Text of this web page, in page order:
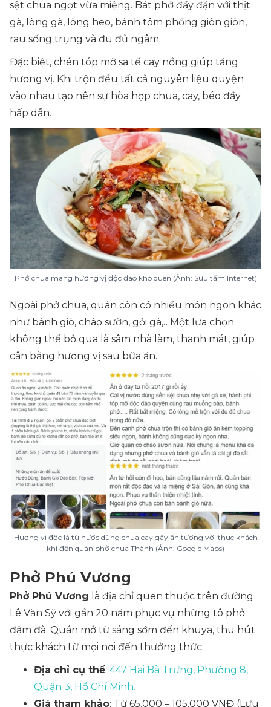
sệt chua ngọt vừa miệng. Bát phở đầy đặn với thịt
gà, lòng gà, lòng heo, bánh tôm phồng giòn giòn,
rau sống trụng và đu đủ ngâm.
Đặc biệt, chén tóp mỡ sa tế cay nồng giúp tăng
hương vị. Khi trộn đều tất cả nguyên liệu quyện
vào nhau tạo nên sự hòa hợp chua, cay, béo đầy
hấp dẫn.
Phở chua mang hương vị độc đáo khó quên (Ảnh: Sưu tầm Internet)
Ngoài phở chua, quán còn có nhiều món ngon khác
như bánh giò, cháo sườn, gỏi gà,…Một lựa chọn
không thể bỏ qua là sâm nhà làm, thanh mát, giúp
cân bằng hương vị sau bữa ăn.
Hương vị độc là từ nước dùng chua cay gây ấn tượng với thực khách
khi đến quán phở chua Thành (Ảnh: Google Maps)
Phở Phú Vương
Phở Phú Vương là địa chỉ quen thuộc trên đường
Lê Văn Sỹ với gần 20 năm phục vụ những tô phở
đậm đà. Quán mở từ sáng sớm đến khuya, thu hút
thực khách từ mọi nơi đến thưởng thức.
Địa chỉ cụ thể: 447 Hai Bà Trưng, Phường 8,
Quận 3, Hồ Chí Minh.
Giá tham khảo: Từ 65.000 – 105.000 VNĐ (Lưu